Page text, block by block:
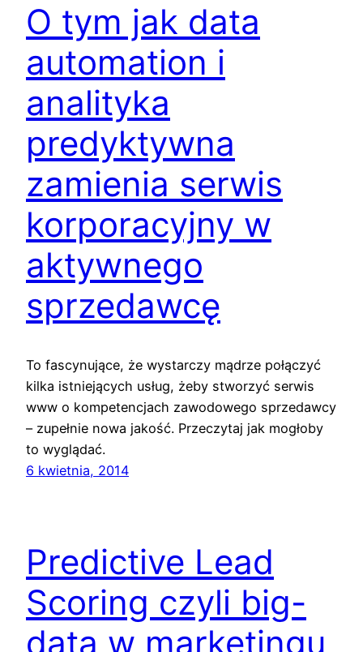
O tym jak data
automation i
analityka
predyktywna
zamienia serwis
korporacyjny w
aktywnego
sprzedawcę
To fascynujące, że wystarczy mądrze połączyć
kilka istniejących usług, żeby stworzyć serwis
www o kompetencjach zawodowego sprzedawcy
– zupełnie nowa jakość. Przeczytaj jak mogłoby
to wyglądać.
6 kwietnia, 2014
Predictive Lead
Scoring czyli big-
data w marketingu